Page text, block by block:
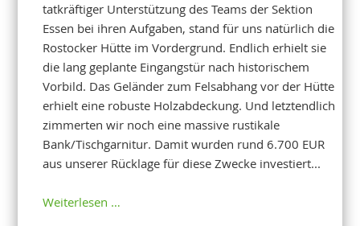
tatkräftiger Unterstützung des Teams der Sektion
Essen bei ihren Aufgaben, stand für uns natürlich die
Rostocker Hütte im Vordergrund. Endlich erhielt sie
die lang geplante Eingangstür nach historischem
Vorbild. Das Geländer zum Felsabhang vor der Hütte
erhielt eine robuste Holzabdeckung. Und letztendlich
zimmerten wir noch eine massive rustikale
Bank/Tischgarnitur. Damit wurden rund 6.700 EUR
aus unserer Rücklage für diese Zwecke investiert...
Weiterlesen …